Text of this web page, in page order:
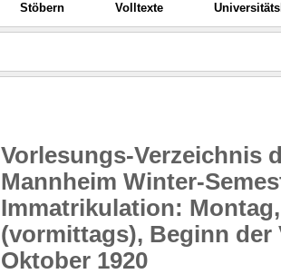
Stöbern Volltexte
Vorlesungs-Verzeichnis
Mannheim Winter-
Immatrikulation:
(vormittags), Beginn der
Oktober 1920